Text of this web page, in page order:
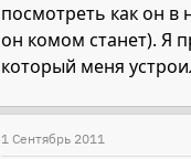
посмотреть как он в
он комом станет). Я
который меня
1 Сентябрь 2011